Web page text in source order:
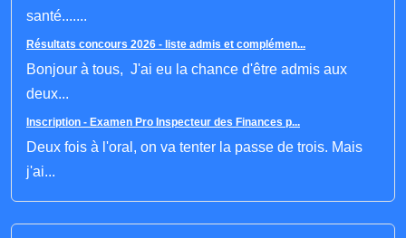
santé.......
Résultats concours 2026 - liste admis et complémen...
Bonjour à tous, J'ai eu la chance d'être admis aux
deux...
Inscription - Examen Pro Inspecteur des Finances p...
Deux fois à l'oral, on va tenter la passe de trois. Mais
j'ai...